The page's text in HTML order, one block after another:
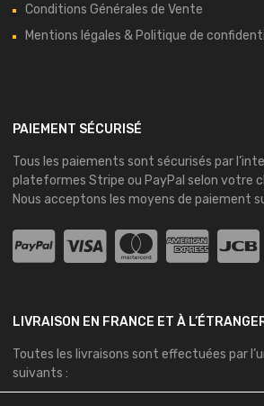
Conditions Générales de Vente
Mentions légales & Politique de
PAIEMENT SÉCURISÉ
Tous les paiements sont sécurisés par
plateformes Stripe ou PayPal selon votre
Nous acceptons les moyens de paiement
LIVRAISON EN FRANCE ET À
Toutes les livraisons sont effectuées par
suivants :